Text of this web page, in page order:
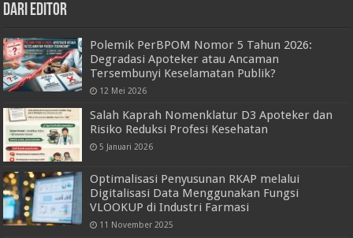
Dari Editor
Polemik PerBPOM Nomor 5 Tahun 2026:
Degradasi Apoteker atau Ancaman
Tersembunyi Keselamatan Publik?
12 Mei 2026
Salah Kaprah Nomenklatur D3 Apoteker dan
Risiko Reduksi Profesi Kesehatan
5 Januari 2026
Optimalisasi Penyusunan RKAP melalui
Digitalisasi Data Menggunakan Fungsi
VLOOKUP di Industri Farmasi
11 November 2025